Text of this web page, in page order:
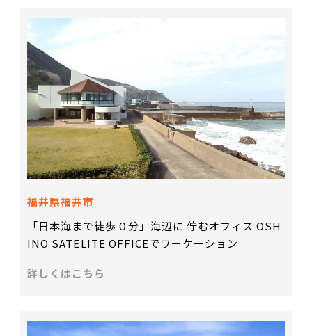
福井県福井市
「日本海まで徒歩０分」海辺に 佇むオフィス OSH
INO SATELITE OFFICEでワーケーション
詳しくはこちら